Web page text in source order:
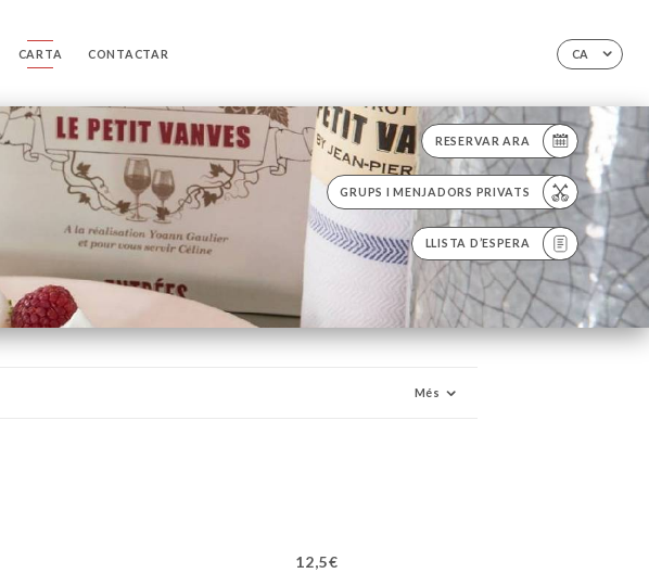
CA
CARTA CONTACTAR
RESERVAR ARA
GRUPS I MENJADORS PRIVATS
LLISTA D’ESPERA
Més
12,5€